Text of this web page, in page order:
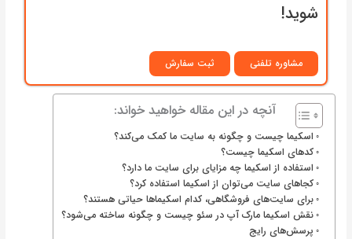
شوید!
مشاوره تلفنی ثبت سفارش
آنچه در این مقاله خواهید خواند:
اسکیما چیست و چگونه به سایت ما کمک می‌کند؟
کدهای اسکیما چیست؟
استفاده از اسکیما چه مزایای برای سایت ما دارد؟
کجاهای سایت می‌توان از اسکیما استفاده کرد؟
برای سایت‌های فروشگاهی، کدام اسکیماها حیاتی هستند؟
نقش اسکیما مارک آپ در سئو چیست و چگونه ساخته می‌شود؟
پرسش‌های رایج